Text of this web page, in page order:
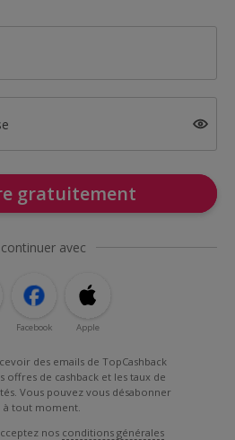
gratuitement
avec
Facebook Apple
des emails de TopCashback
offres de cashback et les taux de
Vous pouvez vous désabonner
à tout moment.
nos conditions générales